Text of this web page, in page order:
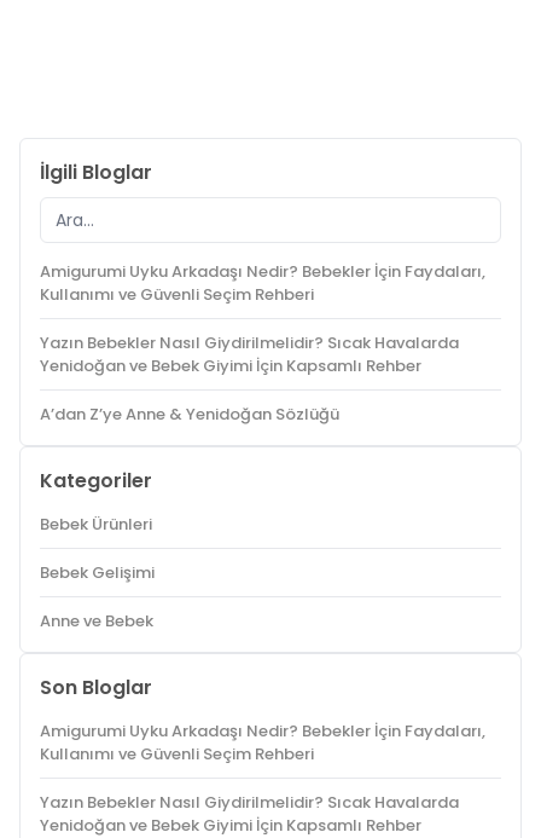
İlgili Bloglar
Amigurumi Uyku Arkadaşı Nedir? Bebekler İçin Faydaları,
Kullanımı ve Güvenli Seçim Rehberi
Yazın Bebekler Nasıl Giydirilmelidir? Sıcak Havalarda
Yenidoğan ve Bebek Giyimi İçin Kapsamlı Rehber
A’dan Z’ye Anne & Yenidoğan Sözlüğü
Kategoriler
Bebek Ürünleri
Bebek Gelişimi
Anne ve Bebek
Son Bloglar
Amigurumi Uyku Arkadaşı Nedir? Bebekler İçin Faydaları,
Kullanımı ve Güvenli Seçim Rehberi
Yazın Bebekler Nasıl Giydirilmelidir? Sıcak Havalarda
Yenidoğan ve Bebek Giyimi İçin Kapsamlı Rehber